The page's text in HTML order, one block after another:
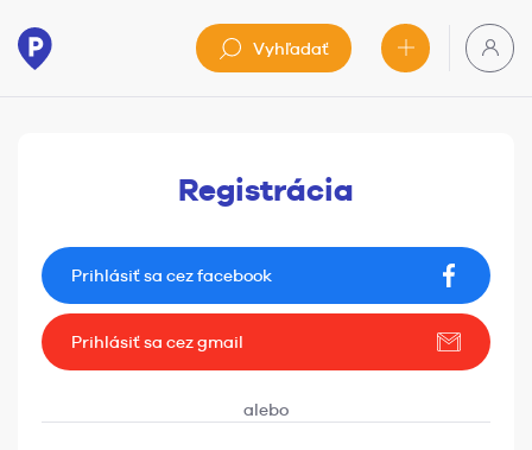
Vyhľadať
Registrácia
Prihlásiť sa cez facebook
Prihlásiť sa cez gmail